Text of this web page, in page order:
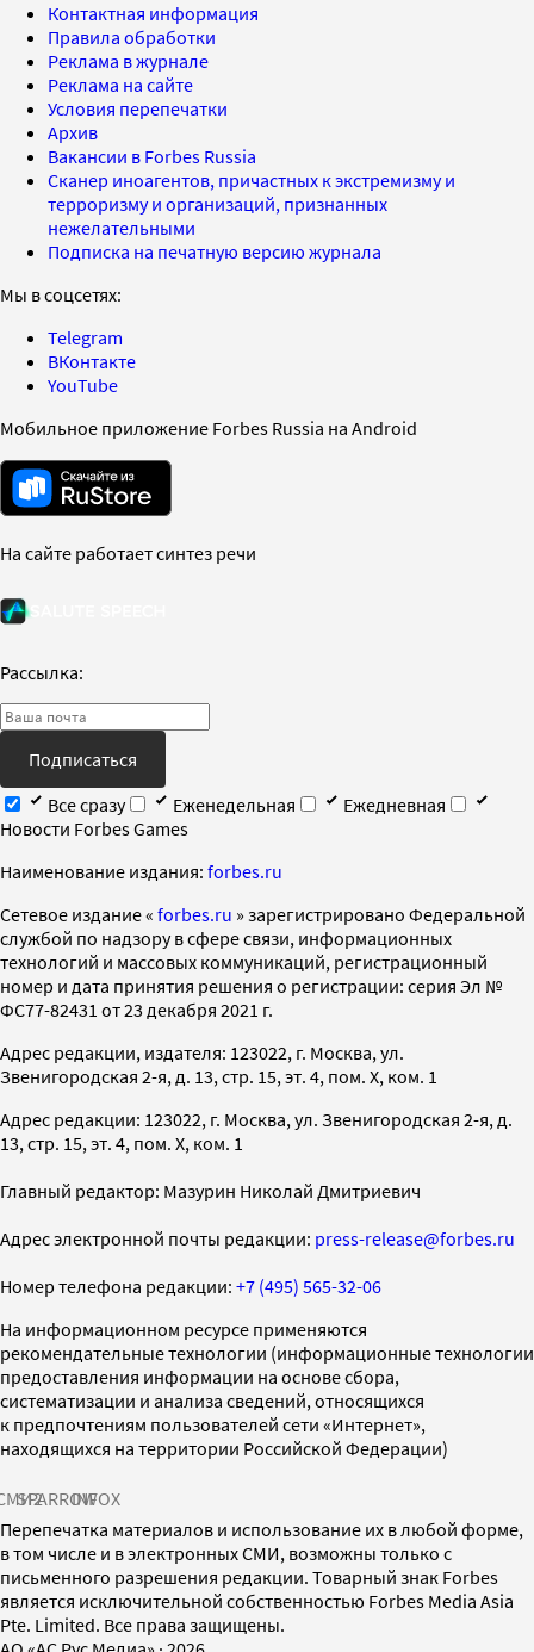
Контактная информация
Правила обработки
Реклама в журнале
Реклама на сайте
Условия перепечатки
Архив
Вакансии в Forbes Russia
Сканер иноагентов, причастных к экстремизму и
терроризму и организаций, признанных
нежелательными
Подписка на печатную версию журнала
Мы в соцсетях:
Telegram
ВКонтакте
YouTube
Мобильное приложение Forbes Russia на Android
На сайте работает синтез речи
Рассылка:
Подписаться
Все сразу
Еженедельная
Ежедневная
Новости Forbes Games
Наименование издания: forbes.ru
Cетевое издание « forbes.ru » зарегистрировано Федеральной
службой по надзору в сфере связи, информационных
технологий и массовых коммуникаций, регистрационный
номер и дата принятия решения о регистрации: серия Эл №
ФС77-82431 от 23 декабря 2021 г.
Адрес редакции, издателя: 123022, г. Москва, ул.
Звенигородская 2-я, д. 13, стр. 15, эт. 4, пом. X, ком. 1
Адрес редакции: 123022, г. Москва, ул. Звенигородская 2-я, д.
13, стр. 15, эт. 4, пом. X, ком. 1
Главный редактор: Мазурин Николай Дмитриевич
Адрес электронной почты редакции: press-release@forbes.ru
Номер телефона редакции: +7 (495) 565-32-06
На информационном ресурсе применяются
рекомендательные технологии (информационные технологии
предоставления информации на основе сбора,
систематизации и анализа сведений, относящихся
к предпочтениям пользователей сети «Интернет»,
находящихся на территории Российской Федерации)
SPARROWINFOX
Перепечатка материалов и использование их в любой форме,
в том числе и в электронных СМИ, возможны только с
письменного разрешения редакции. Товарный знак Forbes
является исключительной собственностью Forbes Media Asia
Pte. Limited. Все права защищены.